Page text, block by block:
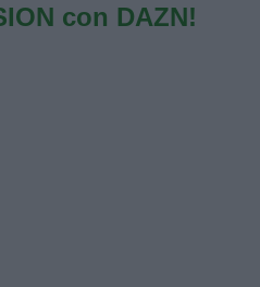
con DAZN!